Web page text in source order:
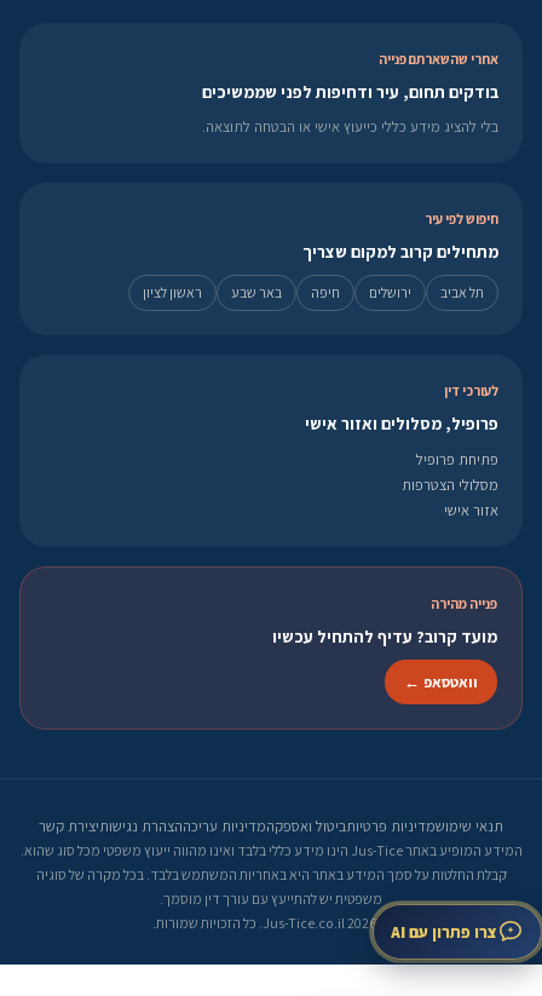
אחרי שהשארתם פנייה
בודקים תחום, עיר ודחיפות לפני שממשיכים
בלי להציג מידע כללי כייעוץ אישי או הבטחה לתוצאה.
חיפוש לפי עיר
מתחילים קרוב למקום שצריך
תל אביב ירושלים חיפה באר שבע ראשון לציון
לעורכי דין
פרופיל, מסלולים ואזור אישי
פתיחת פרופיל
מסלולי הצטרפות
אזור אישי
פנייה מהירה
מועד קרוב? עדיף להתחיל עכשיו
וואטסאפ ←
תנאי שימושמדיניות פרטיותביטול ואספקהמדיניות עריכההצהרת נגישותיצירת קשר
המידע המופיע באתר Jus-Tice הינו מידע כללי בלבד ואינו מהווה ייעוץ משפטי מכל סוג שהוא.
קבלת החלטות על סמך המידע באתר היא באחריות המשתמש בלבד. בכל מקרה של סוגיה
משפטית יש להתייעץ עם עורך דין מוסמך.
© 2026 Jus-Tice.co.il. כל הזכויות שמורות.
צרו פתרון עם AI